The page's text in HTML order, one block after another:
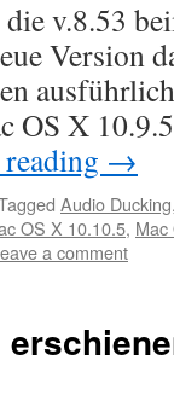
v.8.53
Version
OS X
→
Audio Ducking
OS X 10.10.5, Mac
a comment